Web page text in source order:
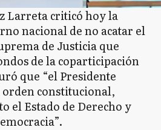
Larreta criticó hoy la
nacional de no acatar el
de Justicia que
de la coparticipación
que “el Presidente
constitucional,
el Estado de Derecho y